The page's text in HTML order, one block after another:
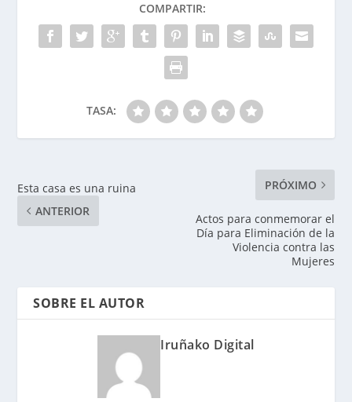
COMPARTIR:
TASA:
Esta casa es una ruina
ANTERIOR
PRÓXIMO
Actos para conmemorar el
Día para Eliminación de la
Violencia contra las
Mujeres
SOBRE EL AUTOR
Iruñako Digital